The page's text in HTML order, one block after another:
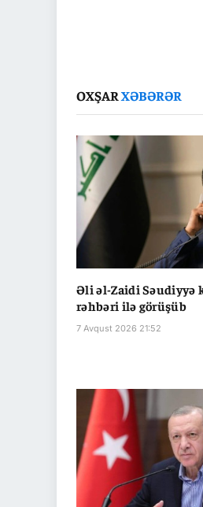
OXŞARXƏBƏRƏR
Əli əl-Zaidi Səudiyyə
rəhbəri ilə görüşüb
7 Avqust 2026 21:52